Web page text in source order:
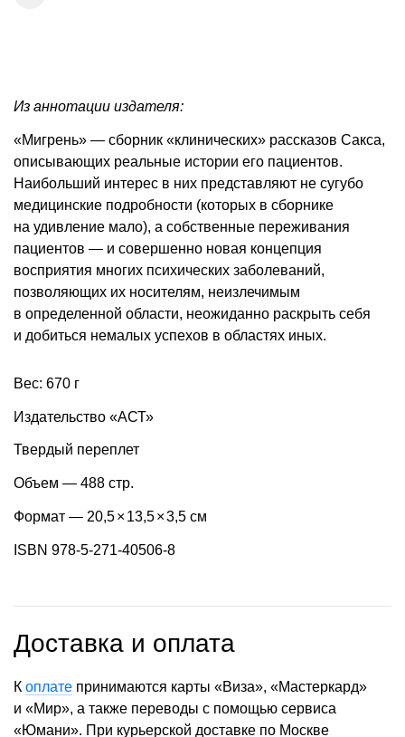
Из аннотации издателя:
«Мигрень» — сборник «клинических» рассказов Сакса,
описывающих реальные истории его пациентов.
Наибольший интерес в них представляют не сугубо
медицинские подробности (которых в сборнике
на удивление мало), а собственные переживания
пациентов — и совершенно новая концепция
восприятия многих психических заболеваний,
позволяющих их носителям, неизлечимым
в определенной области, неожиданно раскрыть себя
и добиться немалых успехов в областях иных.
Вес: 670 г
Издательство «АСТ»
Твердый переплет
Объем — 488 стр.
Формат — 20,5× 13,5×3,5 см
ISBN 978-5-271-40506-8
Доставка и оплата
К оплате принимаются карты «Виза», «Мастеркард»
и «Мир», а также переводы с помощью сервиса
«Юмани». При курьерской доставке по Москве